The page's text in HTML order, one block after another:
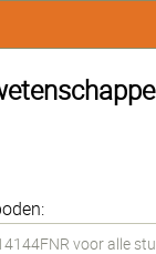
voor alle